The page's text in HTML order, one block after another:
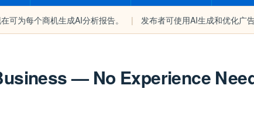
可为每个商机生成AI分析报告。 | 发布者可使用AI生成和优化广告
— No Experience